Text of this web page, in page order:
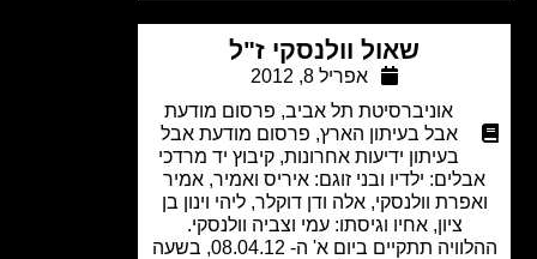
שאול וולנסקי ז"ל
אפריל 8, 2012
אוניברסיטת תל אביב,פרסום מודעת
אבל בעיתון הארץ,פרסום מודעת אבל
בעיתון ידיעות אחרונות,קיבוץ יד מרדכי
ילדיו ובני זוגם: איריס ואמיר, אמיר
וולנסקי, אלה ודן דוקלר, ליהי וינון בן
ציון, אחיו וגיסתו: עמי וצביה וולנסקי.
ההלוויה תתקיים ביום א' ה- 08.04.12, בשעה